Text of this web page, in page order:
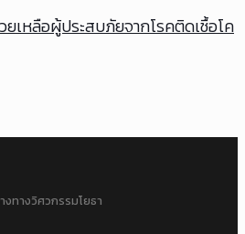
ยเหลือผู้ประสบภัยจากโรคติดเชื้อโค
ทางวิศวกรรมโยธา